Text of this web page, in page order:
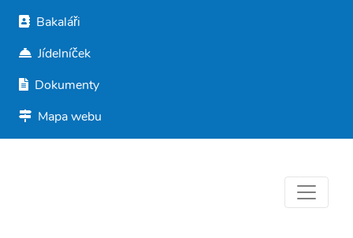
Bakaláři
Jídelníček
Dokumenty
Mapa webu